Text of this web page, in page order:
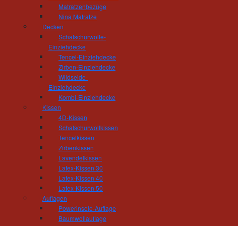
Matratzenbezüge
Nina Matratze
Decken
Schafschurwolle-
Einziehdecke
Tencel-Einziehdecke
Zirben-Einziehdecke
Wildseide-
Einziehdecke
Kombi-Einziehdecke
Kissen
4D-Kissen
Schafschurwollkissen
Tencelkissen
Zirbenkissen
Lavendelkissen
Latex-Kissen 30
Latex-Kissen 40
Latex-Kissen 50
Auflagen
Powerinsole-Auflage
Baumwollauflage
Tischlerei und Treppenbau Hösel
Inhaber Gert Hösel
09212 Limbach-Oberfrohna
Fax: 03722 - 85 150
mail(at)tischlerei-hoesel.de
Montag - Donnerstag 10.00 - 18.00 Uhr
und nach Vereinbarung
Öffnungszeiten Werkstatt:
Montag - Donnerstag 06.30 - 16.00 Uhr
Freitag 06:30 - 14:00 Uhr